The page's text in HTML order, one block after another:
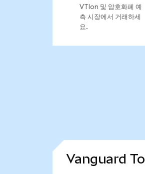
VTIon 및 암호화폐 예
측 시장에서 거래하세
요.
Vanguard